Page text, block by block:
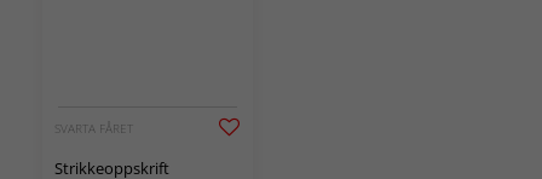
SVARTA FÅRET
Strikkeoppskrift